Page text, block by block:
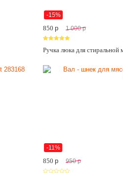
-15%
850 p 1 000 p
Ручка люка для
-11%
850 p 950 p